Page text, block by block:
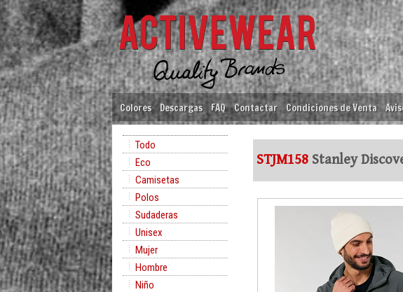
Colores Descargas FAQ Contactar Condiciones de Venta
Todo
Eco
Camisetas
Polos
Sudaderas
Unisex
Mujer
Hombre
Niño
STJM158 Stanley